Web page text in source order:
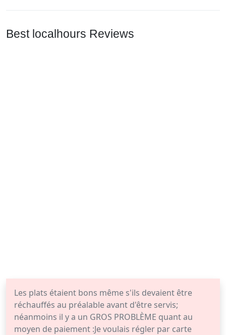
Best localhours Reviews
Les plats étaient bons même s'ils devaient être
réchauffés au préalable avant d'être servis;
néanmoins il y a un GROS PROBLÈME quant au
moyen de paiement :Je voulais régler par carte